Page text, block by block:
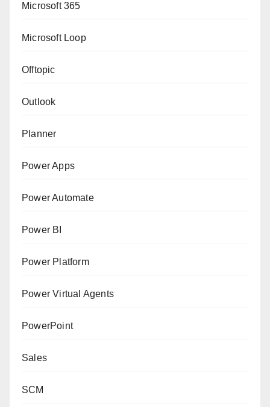
Microsoft 365
Microsoft Loop
Offtopic
Outlook
Planner
Power Apps
Power Automate
Power BI
Power Platform
Power Virtual Agents
PowerPoint
Sales
SCM